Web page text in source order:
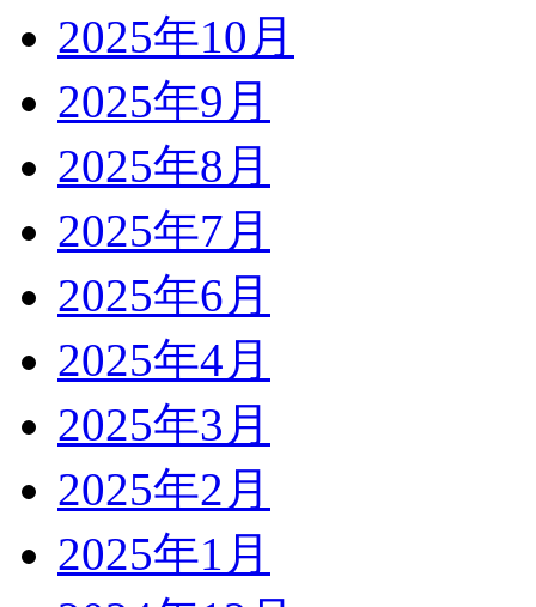
2025年10月
2025年9月
2025年8月
2025年7月
2025年6月
2025年4月
2025年3月
2025年2月
2025年1月